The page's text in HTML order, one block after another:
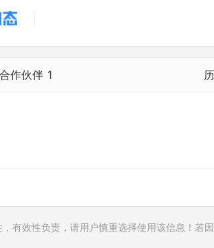
合作伙伴 1
历史被执行人
有效性负责，请用户慎重选择使用该信息！若